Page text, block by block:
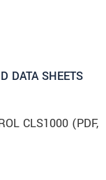
DATA SHEETS
CLS1000 (PDF,